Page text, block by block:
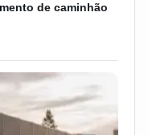
de caminhão